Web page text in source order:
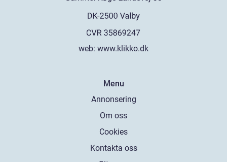
web: www.klikko.dk
Menu
Annonsering
Om oss
Cookies
Kontakta oss